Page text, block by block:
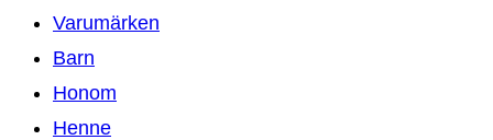
Varumärken
Barn
Honom
Henne